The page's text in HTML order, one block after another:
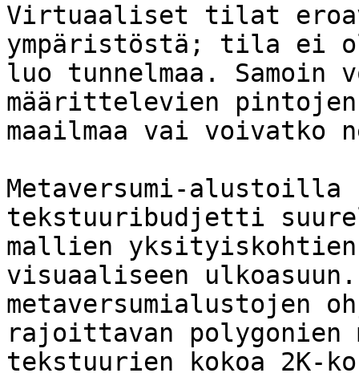
Virtuaaliset tilat
ympäristöstä; tila ei
luo tunnelmaa.
määrittelevien
maailmaa vai voivatko
Metaversumi-
tekstuuribudjetti
mallien
visuaaliseen ulkoasuun.
metaversumialustojen
rajoittavan polygonien
tekstuurien kokoa 2K-